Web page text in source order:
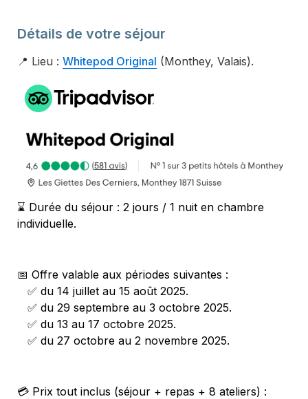
Détails de votre séjour
📍 Lieu : Whitepod Original (Monthey, Valais).
⌛ Durée du séjour : 2 jours / 1 nuit en chambre
individuelle.
📅 Offre valable aux périodes suivantes :
   ✅
   ✅ du
29 septembre au 3 octobre 2025.
   ✅ du
27 octobre au 2 novembre 2025.
💳 Prix tout inclus (séjour + repas + 8 ateliers) :